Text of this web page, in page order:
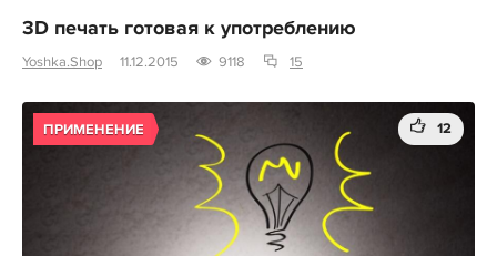
3D печать готовая к употреблению
Yoshka.Shop 11.12.2015 9118 15
ПРИМЕНЕНИЕ 12